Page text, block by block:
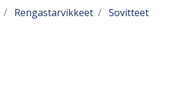
Rengastarvikkeet
Sovitteet